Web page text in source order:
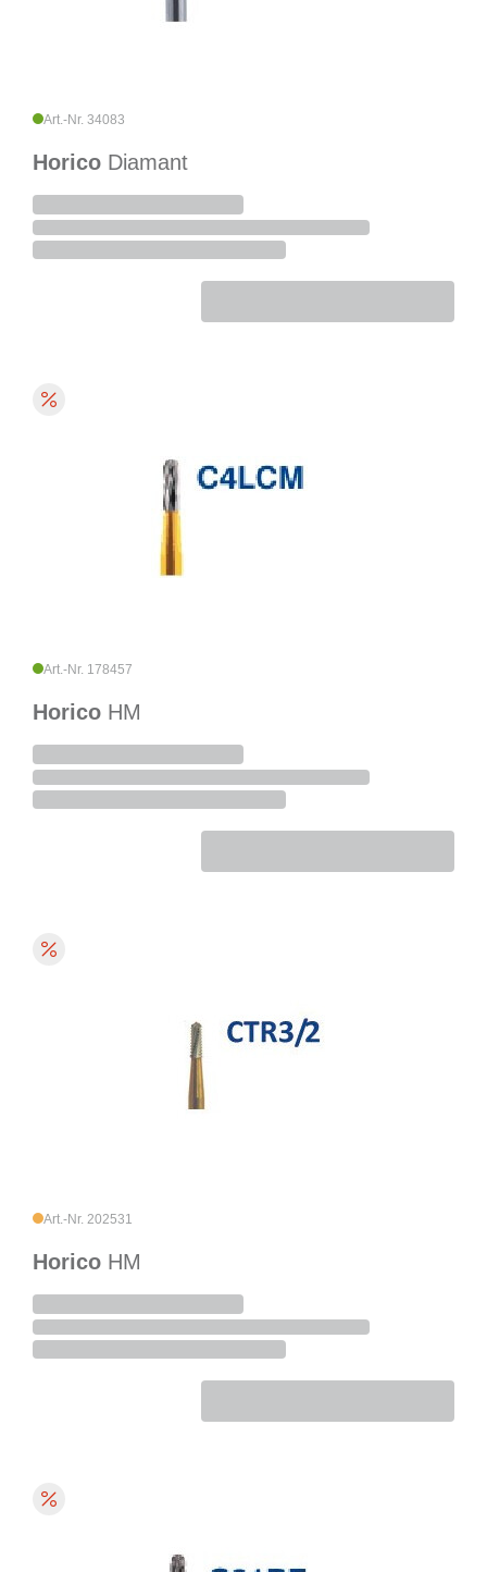
Art.-Nr. 34083
Horico Diamant
Art.-Nr. 178457
Horico HM
Art.-Nr. 202531
Horico HM